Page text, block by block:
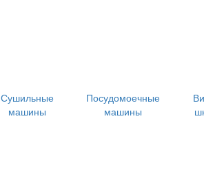
Сушильные
машины
Посудомоечные
машины